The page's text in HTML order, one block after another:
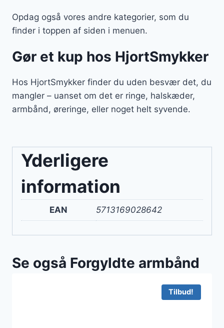
Opdag også vores andre kategorier, som du
finder i toppen af siden i menuen.
Gør et kup hos HjortSmykker
Hos HjortSmykker finder du uden besvær det, du
mangler – uanset om det er ringe, halskæder,
armbånd, øreringe, eller noget helt syvende.
Yderligere
information
EAN 5713169028642
Se også Forgyldte armbånd
Tilbud!